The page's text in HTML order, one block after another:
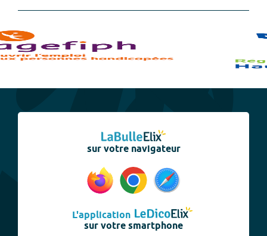
sur votre navigateur
L'application
sur votre smartphone